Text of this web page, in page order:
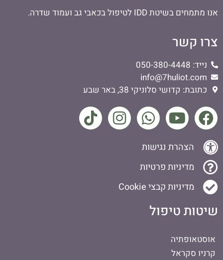
אנו מתמחים בשיטת IDD לטיפול בכאבי גב ועמוד שדרה.
צרו קשר
נייד: 050-380-4448
info@7huliot.com
כתובת: קדושי סלוניקי 38, באר שבע
הצהרת נגישות
מדיניות פרטיות
מדיניות קבצי Cookie
שיטות טיפול
אוסטאופתיה
קרניו סקראל